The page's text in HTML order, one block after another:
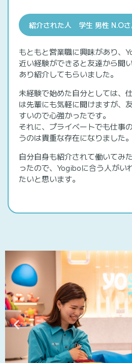
紹介された人 学生 男性 N.O
もともと営業職に興味があり、
近い経験ができると友達から聞
あり紹介してもらいました。
未経験で始めた自分としては、
は先輩にも気軽に聞けますが、
すいので心強かったです。
それに、プライベートでも仕事
うのは貴重な存在になりました。
自分自身も紹介されて働いてみ
ったので、Yogiboに合う人がい
たいと思います。